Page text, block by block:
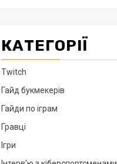
КАТЕГОРІЇ
Twitch
Гайд букмекерів
Гайди по іграм
Гравці
Ігри